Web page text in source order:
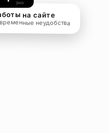
на сайте
неудобства